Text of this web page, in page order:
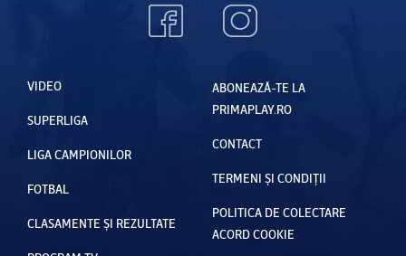
VIDEO
SUPERLIGA
LIGA CAMPIONILOR
FOTBAL
CLASAMENTE ȘI REZULTATE
ABONEAZĂ-TE LA
PRIMAPLAY.RO
CONTACT
TERMENI ȘI CONDIȚII
POLITICA DE COLECTARE
ACORD COOKIE